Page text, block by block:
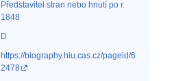
Představitel stran nebo hnutí po r.
1848‎
D
https://biography.hiu.cas.cz/pageid/6
2478